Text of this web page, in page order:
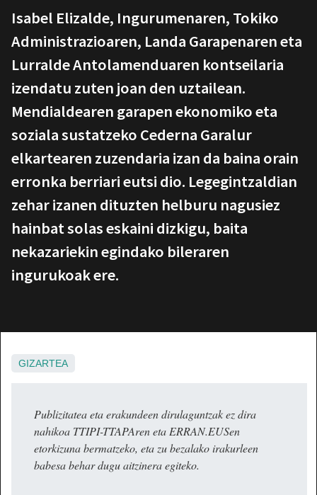
Isabel Elizalde, Ingurumenaren, Tokiko
Administrazioaren, Landa Garapenaren eta
Lurralde Antolamenduaren kontseilaria
izendatu zuten joan den uztailean.
Mendialdearen garapen ekonomiko eta
soziala sustatzeko Cederna Garalur
elkartearen zuzendaria izan da baina orain
erronka berriari eutsi dio. Legegintzaldian
zehar izanen dituzten helburu nagusiez
hainbat solas eskaini dizkigu, baita
nekazariekin egindako bileraren
ingurukoak ere.
GIZARTEA
Publizitatea eta erakundeen dirulaguntzak ez dira
nahikoa TTIPI-TTAPAren eta ERRAN.EUSen
etorkizuna bermatzeko, eta zu bezalako irakurleen
babesa behar dugu aitzinera egiteko.